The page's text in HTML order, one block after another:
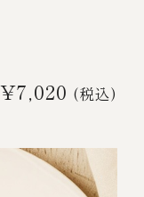
¥7,020 (税込)